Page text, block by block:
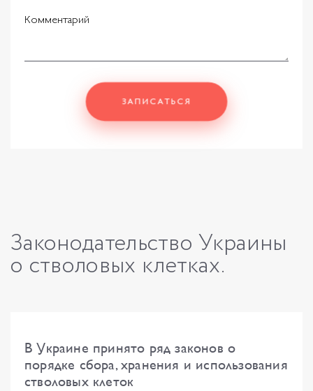
Комментарий
ЗАПИСАТЬСЯ
Законодательство Украины
о стволовых клетках.
В Украине принято ряд законов о
порядке сбора, хранения и использования
стволовых клеток